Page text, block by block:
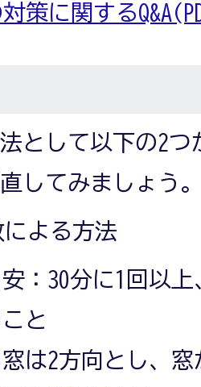
対策に関する
として以下の2
してみましょう
よる方法
：30分に1回以
と
は2方向とし、